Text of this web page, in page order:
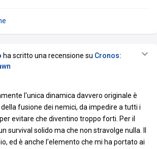
ha scritto una recensione su Cronos:
l'unica dinamica davvero originale è
fusione dei nemici, da impedire a tutti i
evitare che diventino troppo forti. Per il
survival solido ma che non stravolge nulla. Il
ed è anche l'elemento che mi ha portato ai